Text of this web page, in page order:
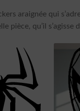
araignée qui
qu’il